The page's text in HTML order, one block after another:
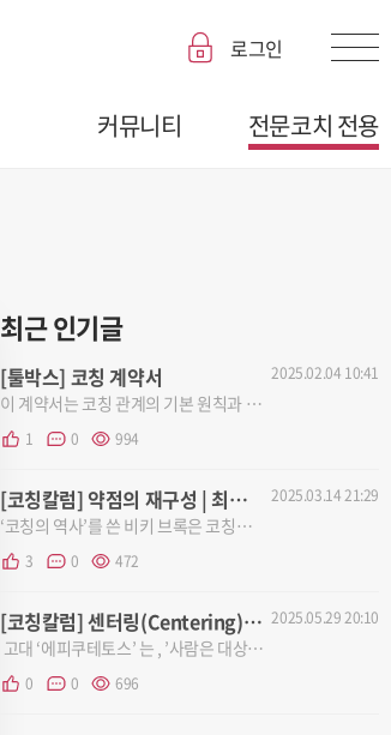
로그인
커뮤니티 전문코치 전용
최근 인기글
[툴박스] 코칭 계약서
이 계약서는 코칭 관계의 기본 원칙과 조건을 명확히 정의하여, 코치와 고객이 상호 신뢰를 바탕으로 협력할 수...
1 0 994
2025.02.04 10:41
[코칭칼럼] 약점의 재구성 | 최현정(KSC, PCC)
‘코칭의 역사’를 쓴 비키 브록은 코칭에 영향을 준 최초의 인물로 심리학자 아들러를 꼽았다. 아들러는 그의 ...
3 0 472
2025.03.14 21:29
[코칭칼럼] 센터링(Centering) | 김규연(KPC)
고대 ‘에피쿠테토스’ 는 , ’사람은 대상 때문에 고민하는 것이 아니라, 그것을 받아들이는 방법 ...
0 0 696
2025.05.29 20:10